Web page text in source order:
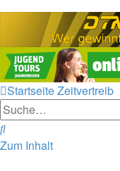
StartseiteZeitvertreib
Suche
Zum Inhalt